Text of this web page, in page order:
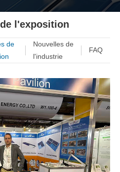
l'exposition
de
Nouvelles de
l'industrie
FAQ